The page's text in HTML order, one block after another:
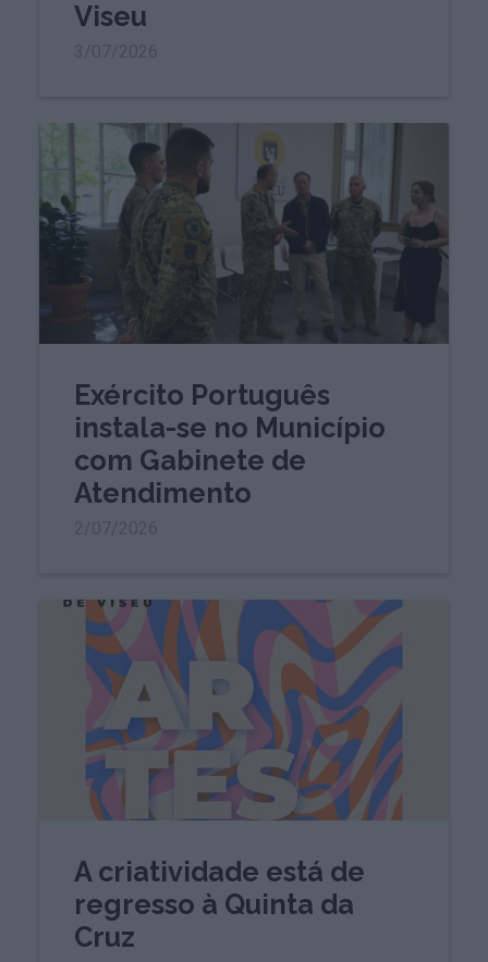
Viseu
Exército Português
instala-se no Município
com Gabinete de
Atendimento
A criatividade está de
regresso à Quinta da
Cruz